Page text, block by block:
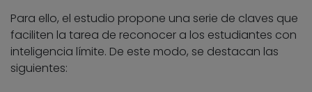
Para ello, el estudio propone una serie de claves que
faciliten la tarea de reconocer a los estudiantes con
inteligencia límite. De este modo, se destacan las
siguientes: